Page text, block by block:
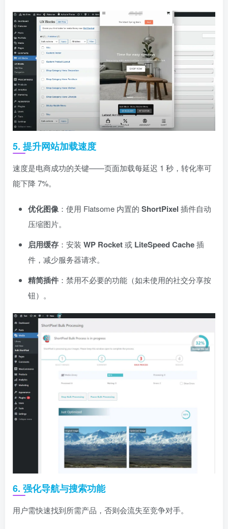
5. 提升网站加载速度
速度是电商成功的关键——页面加载每延迟 1 秒，转化率可
能下降 7%。
优化图像 ：使用 Flatsome 内置的 ShortPixel 插件自动
压缩图片。
启用缓存 ：安装 WP Rocket或 LiteSpeed Cache插
件，减少服务器请求。
精简插件 ：禁用不必要的功能（如未使用的社交分享按
钮）。
6. 强化导航与搜索功能
用户需快速找到所需产品，否则会流失至竞争对手。